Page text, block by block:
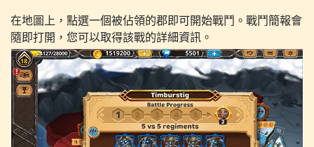
在地圖上，點選一個被佔領的郡即可開始戰鬥。戰鬥簡報會
隨即打開，您可以取得該戰的詳細資訊。